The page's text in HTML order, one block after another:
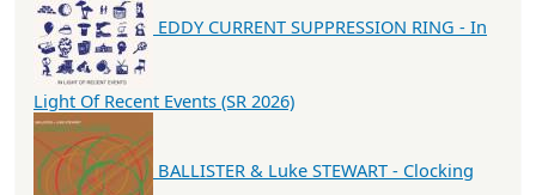
EDDY CURRENT SUPPRESSION RING - In
Light Of Recent Events (SR 2026)
BALLISTER & Luke STEWART - Clocking